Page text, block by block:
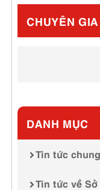
CHUYÊN
DANH MỤC
Tin tức chung
Tin tức về